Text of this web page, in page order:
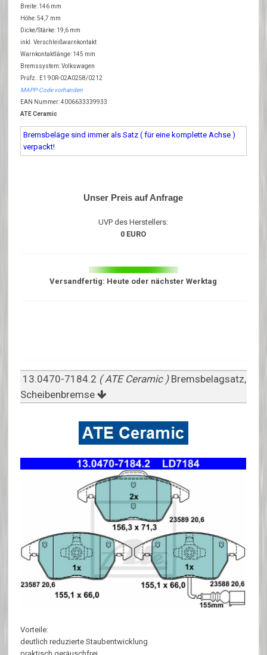
Breite: 146 mm
Höhe: 54,7 mm
Dicke/Stärke: 19,6 mm
inkl. Verschleißwarnkontakt
Warnkontaktlänge: 145 mm
Bremssystem: Volkswagen
Prüfz.: E1 90R-02A0258/0212
MAPP-Code vorhanden
EAN Nummer: 4006633339933
ATE Ceramic
Bremsbeläge sind immer als Satz ( für eine komplette Achse )
verpackt!
Unser Preis auf Anfrage
UVP des Herstellers:
0 EURO
Versandfertig: Heute oder nächster Werktag
13.0470-7184.2 ( ATE Ceramic ) Bremsbelagsatz,
Scheibenbremse
Vorteile:
deutlich reduzierte Staubentwicklung
praktisch geräuschfrei